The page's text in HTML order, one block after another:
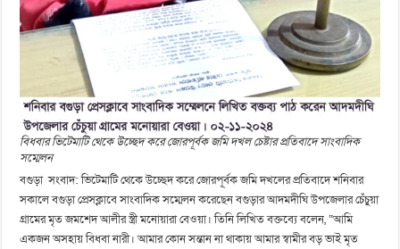
বিধবার ভিটেমাটি থেকে উচ্ছেদ করে জোরপূর্বক জমি দখল চেষ্টার প্রতিবাদে সাংবাদিক
সম্মেলন
বগুড়া সংবাদ: ভিটেমাটি থেকে উচ্ছেদ করে জোরপূর্বক জমি দখলের প্রতিবাদে শনিবার
সকালে বগুড়া প্রেসক্লাবে সাংবাদিক সম্মেলন করেছেন বগুড়ার আদমদীঘি উপজেলার চেঁচুয়া
গ্রামের মৃত জমশেদ আলীর স্ত্রী মনোয়ারা বেওয়া। তিনি লিখিত বক্তব্যে বলেন, “আমি
একজন অসহায় বিধবা নারী। আমার কোন সন্তান না থাকায় আমার স্বামীর বড় ভাই মৃত